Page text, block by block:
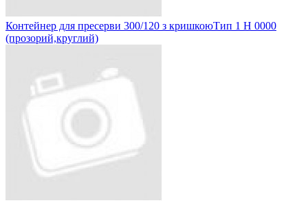
Контейнер для пресерви 300/120 з кришкоюТип 1 Н 0000
(прозорий,круглий)